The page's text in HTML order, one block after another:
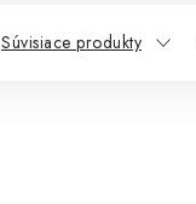
Súvisiace produkty